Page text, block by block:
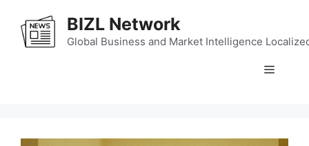
content
BIZL Network
Global Business and Market Intelligence
Menu